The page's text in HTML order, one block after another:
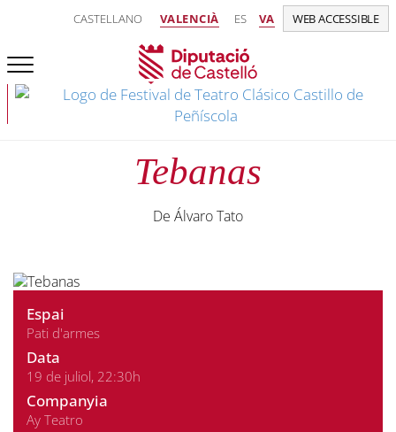
CASTELLANO VALENCIÀ ES VA WEB ACCESSIBLE
Tebanas
De Álvaro Tato
Espai
Pati d'armes
Data
19 de juliol, 22:30h
Companyia
Ay Teatro